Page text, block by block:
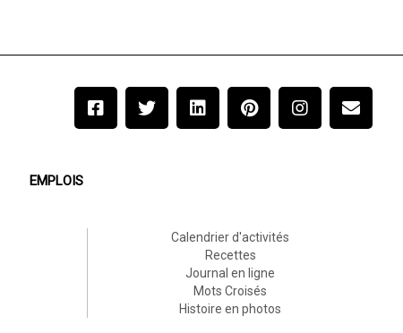
EMPLOIS
Calendrier d'activités
Recettes
Journal en ligne
Mots Croisés
Histoire en photos